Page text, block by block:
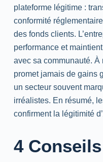
plateforme légitime :
conformité
des fonds clients.
performance et
avec sa communauté.
promet jamais de gains
un secteur souvent
irréalistes. En résumé,
confirment la légitimité
4